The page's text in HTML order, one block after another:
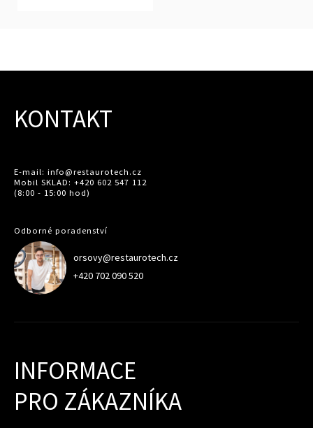
KONTAKT
E-mail: info@restaurotech.cz
Mobil SKLAD: +420 602 547 112
(8:00 - 15:00 hod)
Odborné poradenství
orsovy@restaurotech.cz
+420 702 090 520
INFORMACE
PRO ZÁKAZNÍKA